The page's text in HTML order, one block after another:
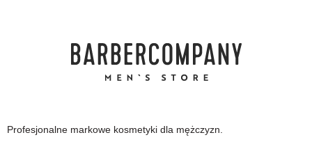
Profesjonalne markowe kosmetyki dla mężczyzn.